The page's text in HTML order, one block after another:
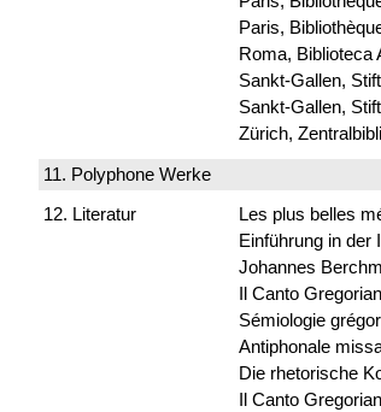
Paris,
Roma, Biblioteca
Sankt-Gallen,
Sankt-Gallen,
Zürich,
11. Polyphone Werke
12. Literatur
Les plus belles
Einführung in der
Johannes
Il Canto
Sémiologie
Antiphonale
Die rhetorische
Il Canto